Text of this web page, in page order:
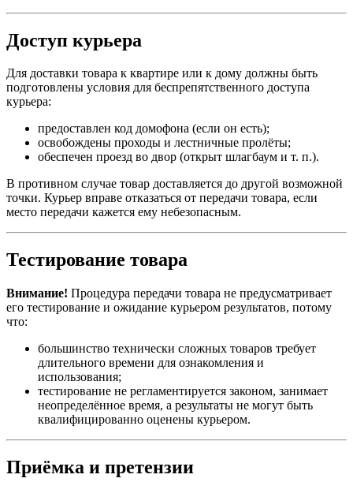
Доступ курьера
Для доставки товара к квартире или к дому должны быть
подготовлены условия для беспрепятственного доступа
курьера:
предоставлен код домофона (если он есть);
освобождены проходы и лестничные пролёты;
обеспечен проезд во двор (открыт шлагбаум и т. п.).
В противном случае товар доставляется до другой возможной
точки. Курьер вправе отказаться от передачи товара, если
место передачи кажется ему небезопасным.
Тестирование товара
Внимание! Процедура передачи товара не предусматривает
его тестирование и ожидание курьером результатов, потому
что:
большинство технически сложных товаров требует
длительного времени для ознакомления и
использования;
тестирование не регламентируется законом, занимает
неопределённое время, а результаты не могут быть
квалифицированно оценены курьером.
Приёмка и претензии